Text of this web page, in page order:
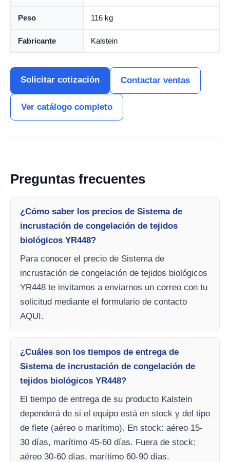
Peso 116 kg
Fabricante Kalstein
Solicitar cotización Contactar ventas
Ver catálogo completo
Preguntas frecuentes
¿Cómo saber los precios de Sistema de
incrustación de congelación de tejidos
biológicos YR448?
Para conocer el precio de Sistema de
incrustación de congelación de tejidos biológicos
YR448 te invitamos a enviarnos un correo con tu
solicitud mediante el formulario de contacto
AQUI.
¿Cuáles son los tiempos de entrega de
Sistema de incrustación de congelación de
tejidos biológicos YR448?
El tiempo de entrega de su producto Kalstein
dependerá de si el equipo está en stock y del tipo
de flete (aéreo o marítimo). En stock: aéreo 15-
30 días, marítimo 45-60 días. Fuera de stock:
aéreo 30-60 días, marítimo 60-90 días.